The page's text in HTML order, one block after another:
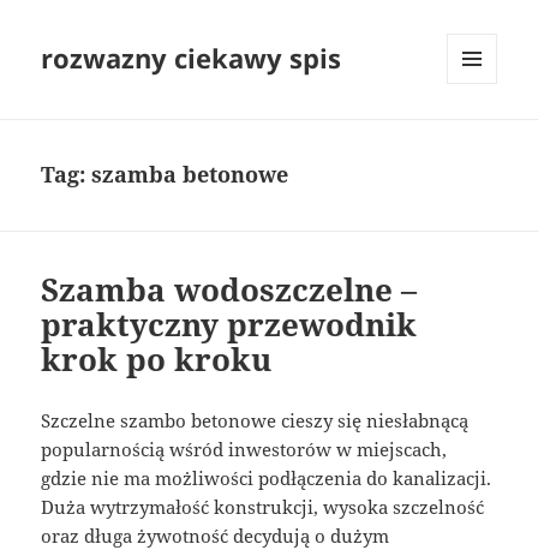
rozwazny ciekawy spis
Tag:szamba betonowe
Szamba wodoszczelne –
praktyczny przewodnik
krok po kroku
Szczelne szambo betonowe cieszy się niesłabnącą
popularnością wśród inwestorów w miejscach,
gdzie nie ma możliwości podłączenia do kanalizacji.
Duża wytrzymałość konstrukcji, wysoka szczelność
oraz długa żywotność decydują o dużym